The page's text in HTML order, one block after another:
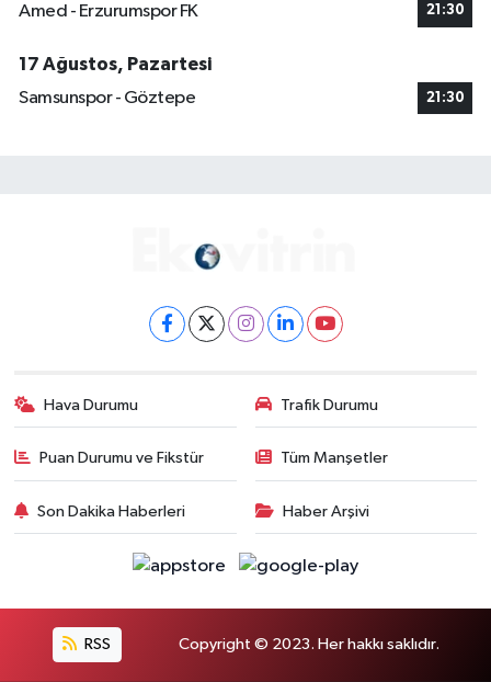
Amed - Erzurumspor FK 21:30
17 Ağustos, Pazartesi
Samsunspor - Göztepe
21:30
Hava Durumu Trafik Durumu
Puan Durumu ve Fikstür Tüm Manşetler
Son Dakika Haberleri Haber Arşivi
RSS Copyright © 2023. Her hakkı saklıdır.